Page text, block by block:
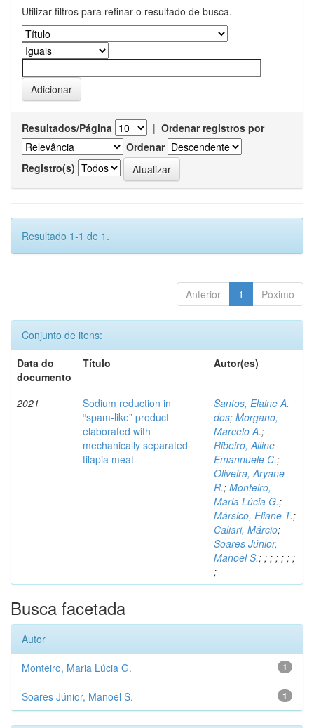
Utilizar filtros para refinar o resultado de busca.
Resultados/Página | Ordenar registros por
Ordenar
Registro(s)
Resultado 1-1 de 1.
Anterior 1 Póximo
Conjunto de itens:
Data do
documento
Título Autor(es)
2021
Sodium reduction in
“spam-like” product
elaborated with
mechanically separated
tilapia meat
Santos, Elaine A.
dos; Morgano,
Marcelo A.;
Ribeiro, Alline
Emannuele C.;
Oliveira, Aryane
R.; Monteiro,
Maria Lúcia G.;
Mársico, Eliane T.;
Caliari, Márcio;
Soares Júnior,
Manoel S.; ; ; ; ; ; ;
;
Busca facetada
Autor
1
Monteiro, Maria Lúcia G.
1
Soares Júnior, Manoel S.